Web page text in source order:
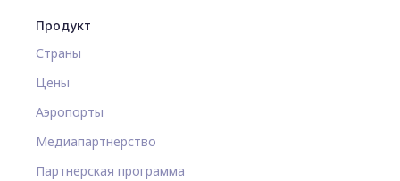
Продукт
Страны
Цены
Аэропорты
Медиапартнерство
Партнерская программа